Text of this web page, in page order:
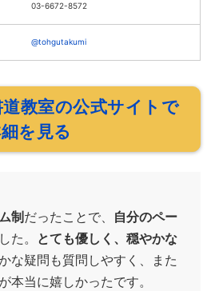
03-6672-8572
@tohgutakumi
教室の公式サイトで
を見る
制 だったことで、 自分のペー
た。 とても優しく、穏やかな
な疑問も質問しやすく、また
本当に嬉しかったです。